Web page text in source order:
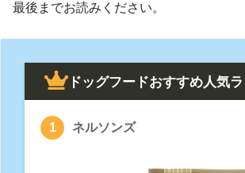
最後までお読みください。
ドッグフードおすすめ人気ラ
ネルソンズ